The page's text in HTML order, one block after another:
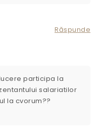
Răspunde
participa la
salariatilor
la cvorum??